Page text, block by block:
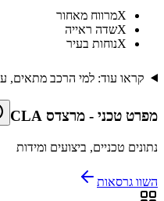
Xמרווח מאחור
Xשדה ראייה
Xנוחות בעיר
קראו עוד: למי הרכב מתאים,
מפרט טכני - מרצדס CLA
נתונים טכניים, ביצועים ומידות
השוו גרסאות